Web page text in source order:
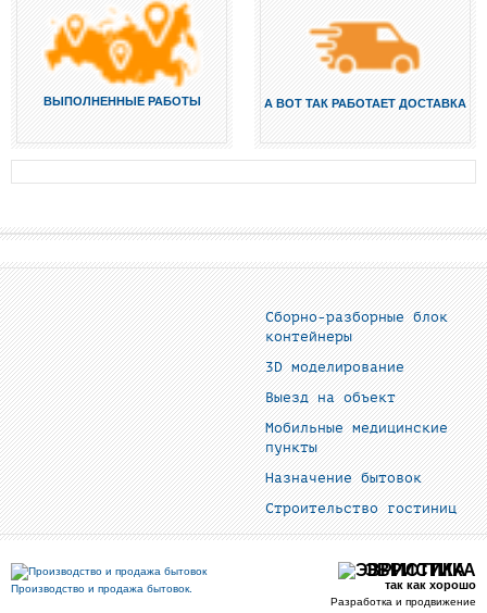
ВЫПОЛНЕННЫЕ РАБОТЫ А ВОТ ТАК РАБОТАЕТ ДОСТАВКА
Сборно-разборные блок
контейнеры
3D моделирование
Выезд на объект
Мобильные медицинские
пункты
Назначение бытовок
Строительство гостиниц
Производство и продажа бытовок.
ЭВРИСТИКА
так как хорошо
Разработка и продвижение